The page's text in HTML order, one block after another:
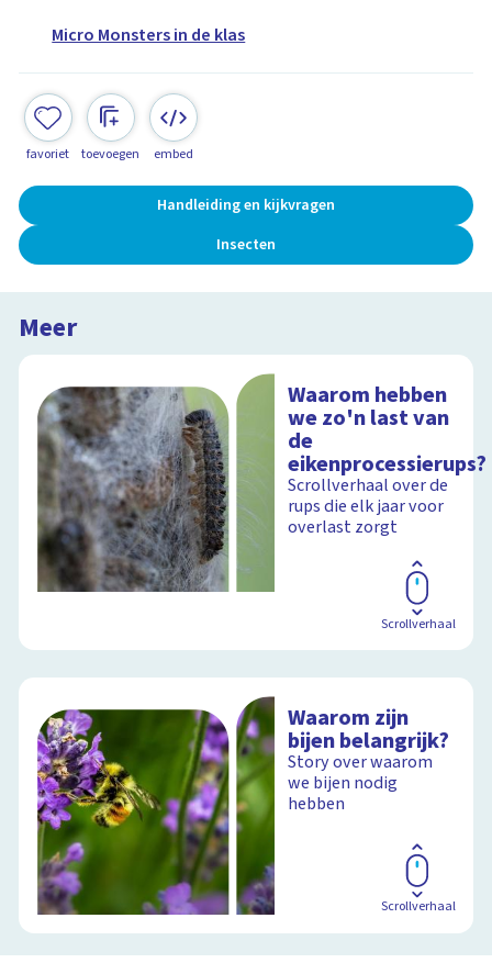
Micro Monsters in de klas
favoriet toevoegen embed
Handleiding en kijkvragen
Insecten
Meer
Waarom hebben
we zo'n last van
de
eikenprocessierups?
Scrollverhaal over de
rups die elk jaar voor
overlast zorgt
Scrollverhaal
Waarom zijn
bijen belangrijk?
Story over waarom
we bijen nodig
hebben
Scrollverhaal